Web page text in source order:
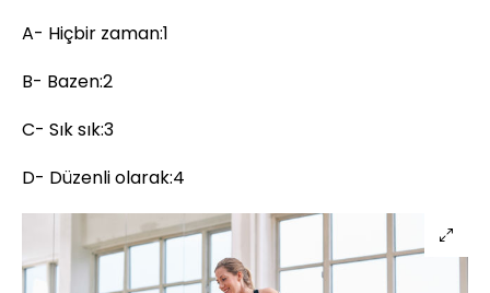
A- Hiçbir zaman:1
B- Bazen:2
C- Sık sık:3
D- Düzenli olarak:4